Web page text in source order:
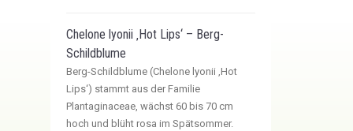
Chelone lyonii ‚Hot Lips‘ – Berg-
Schildblume
Berg-Schildblume (Chelone lyonii ‚Hot
Lips‘) stammt aus der Familie
Plantaginaceae, wächst 60 bis 70 cm
hoch und blüht rosa im Spätsommer.